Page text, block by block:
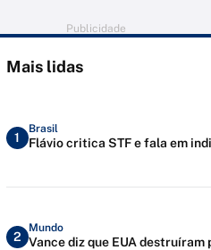
Publicidade
Mais lidas
1
Brasil
Flávio critica STF e fala em
2
Mundo
Vance diz que EUA